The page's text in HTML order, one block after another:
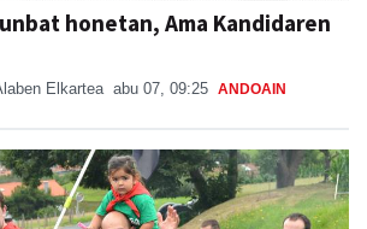
honetan, Ama Kandidaren
Elkartea abu 07, 09:25 ANDOAIN